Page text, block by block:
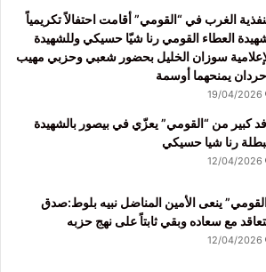
الغرب في “القومي” أقامت احتفالاً تكريمياً
العطاء القومي رنا شيّا حسيكي وللشهيدة
سوزان الخليل بحضور شعبي وحزبي مهيب
يمنحهما أوسمة
19/04/2026
كبير من “القومي” يعزّي في بيصور بالشهيدة
رنا شيا حسيكي
12/04/2026
ينعى الأمين المناضل نبيه بلوط:صدق
مع سعاده وبقي ثابتاً على نهج حزبه
12/04/2026